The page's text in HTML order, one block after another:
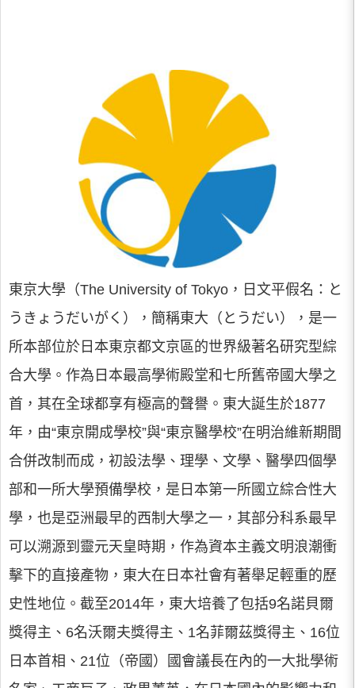
東京大學（The University of Tokyo，日文平假名：と
うきょうだいがく），簡稱東大（とうだい），是一
所本部位於日本東京都文京區的世界級著名研究型綜
合大學。作為日本最高學術殿堂和七所舊帝國大學之
首，其在全球都享有極高的聲譽。東大誕生於1877
年，由“東京開成學校”與“東京醫學校”在明治維新期間
合併改制而成，初設法學、理學、文學、醫學四個學
部和一所大學預備學校，是日本第一所國立綜合性大
學，也是亞洲最早的西制大學之一，其部分科系最早
可以溯源到靈元天皇時期，作為資本主義文明浪潮衝
擊下的直接產物，東大在日本社會有著舉足輕重的歷
史性地位。截至2014年，東大培養了包括9名諾貝爾
獎得主、6名沃爾夫獎得主、1名菲爾茲獎得主、16位
日本首相、21位（帝國）國會議長在內的一大批學術